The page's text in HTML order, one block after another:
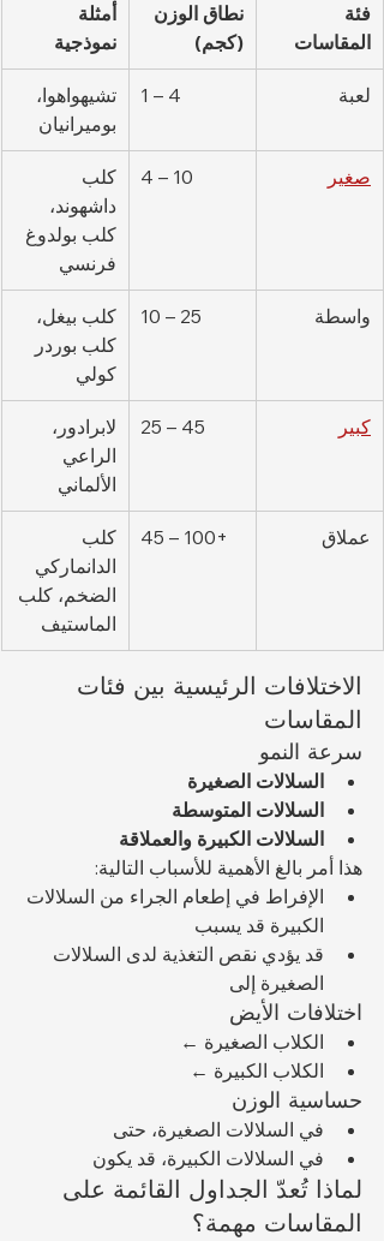
فئة
المقاسات
نطاق الوزن
(كجم)
أمثلة
نموذجية
لعبة 1 – 4
تشيهواهوا،
بوميرانيان
صغير 4 – 10
كلب
داشهوند،
كلب بولدوغ
فرنسي
واسطة 10 – 25
كلب بيغل،
كلب بوردر
كولي
كبير 25 – 45
لابرادور،
الراعي
الألماني
عملاق 45 – 100+
كلب
الدانماركي
الضخم، كلب
الماستيف
الاختلافات الرئيسية بين فئات
المقاسات
سرعة النمو
السلالات الصغيرة
السلالات المتوسطة
السلالات الكبيرة والعملاقة
هذا أمر بالغ الأهمية للأسباب التالية:
الإفراط في إطعام الجراء من السلالات
الكبيرة قد يسبب
قد يؤدي نقص التغذية لدى السلالات
الصغيرة إلى
اختلافات الأيض
الكلاب الصغيرة ←
الكلاب الكبيرة ←
حساسية الوزن
في السلالات الصغيرة، حتى
في السلالات الكبيرة، قد يكون
لماذا تُعدّ الجداول القائمة على
المقاسات مهمة؟